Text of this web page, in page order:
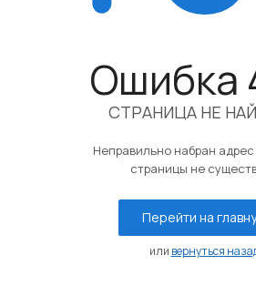
Ошибка
СТРАНИЦА НЕ
Неправильно набран
страницы не
Перейти на
или вернуться